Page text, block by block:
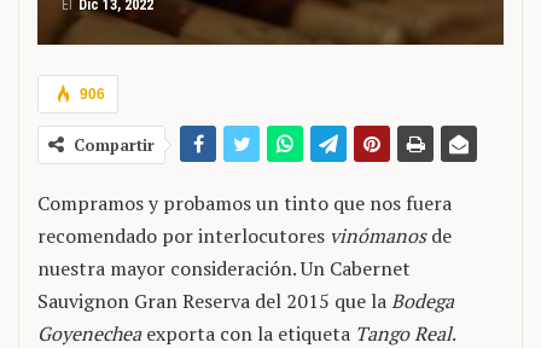
El Dic 13, 2022
906
Compartir
Compramos y probamos un tinto que nos fuera
recomendado por interlocutores vinómanosde
nuestra mayor consideración. Un Cabernet
Sauvignon Gran Reserva del 2015 que laBodega
Goyenecheaexporta con la etiqueta Tango Real.